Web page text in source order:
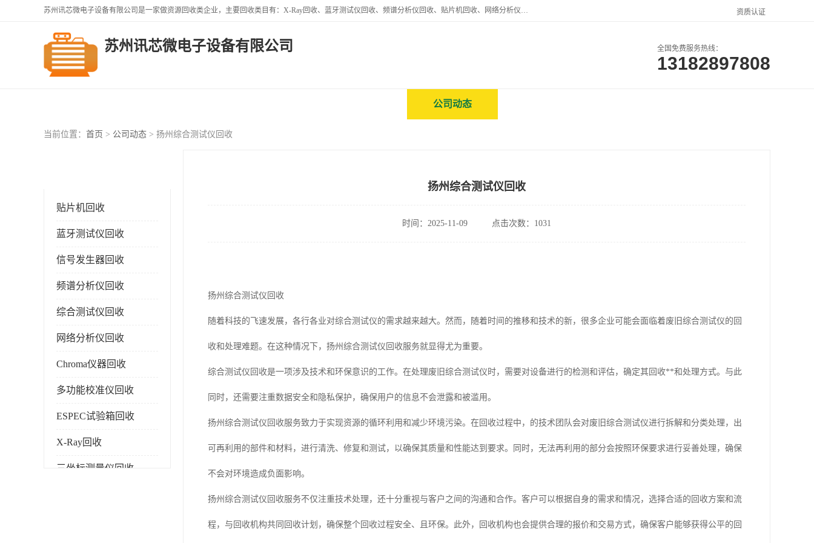
苏州讯芯微电子设备有限公司是一家做资源回收类企业，主要回收类目有：X-Ray回收、蓝牙测试仪回收、频谱分析仪回收、贴片机回收、网络分析仪回收、信号发生器回收等，从企业单位的需求出发，试通过本网络平台的建立有效整合物资市场，使可再生资源获得合理的流通和科学的再利用。 资质认证
苏州讯芯微电子设备有限公司 全国免费服务热线：
13182897808
公司动态
当前位置： 首页 > 公司动态 > 扬州综合测试仪回收
贴片机回收
蓝牙测试仪回收
信号发生器回收
频谱分析仪回收
综合测试仪回收
网络分析仪回收
Chroma仪器回收
多功能校准仪回收
ESPEC试验箱回收
X-Ray回收
三坐标测量仪回收
扬州综合测试仪回收
时间：2025-11-09 点击次数：1031
扬州综合测试仪回收
随着科技的飞速发展，各行各业对综合测试仪的需求越来越大。然而，随着时间的推移和技术的新，很多企业可能会面临着废旧综合测试仪的回
收和处理难题。在这种情况下，扬州综合测试仪回收服务就显得尤为重要。
综合测试仪回收是一项涉及技术和环保意识的工作。在处理废旧综合测试仪时，需要对设备进行的检测和评估，确定其回收**和处理方式。与此
同时，还需要注重数据安全和隐私保护，确保用户的信息不会泄露和被滥用。
扬州综合测试仪回收服务致力于实现资源的循环利用和减少环境污染。在回收过程中，的技术团队会对废旧综合测试仪进行拆解和分类处理，出
可再利用的部件和材料，进行清洗、修复和测试，以确保其质量和性能达到要求。同时，无法再利用的部分会按照环保要求进行妥善处理，确保
不会对环境造成负面影响。
扬州综合测试仪回收服务不仅注重技术处理，还十分重视与客户之间的沟通和合作。客户可以根据自身的需求和情况，选择合适的回收方案和流
程，与回收机构共同回收计划，确保整个回收过程安全、且环保。此外，回收机构也会提供合理的报价和交易方式，确保客户能够获得公平的回